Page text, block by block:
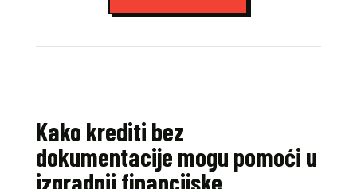
Kako krediti bez
dokumentacije mogu pomoći u
izgradnji financijske